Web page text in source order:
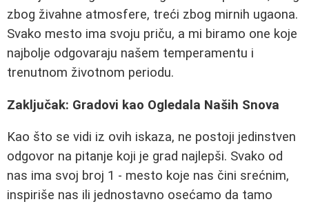
zbog živahne atmosfere, treći zbog mirnih ugaona.
Svako mesto ima svoju priču, a mi biramo one koje
najbolje odgovaraju našem temperamentu i
trenutnom životnom periodu.
Zaključak: Gradovi kao Ogledala Naših Snova
Kao što se vidi iz ovih iskaza, ne postoji jedinstven
odgovor na pitanje koji je grad najlepši. Svako od
nas ima svoj broj 1 - mesto koje nas čini srećnim,
inspiriše nas ili jednostavno osećamo da tamo